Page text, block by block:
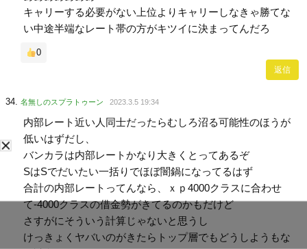
キャリーする必要がない上位よりキャリーしなきゃ勝てな
い中途半端なレート帯の方がキツイに決まってんだろ
0
返信
名無しのスプラトゥーン 2023.3.5 19:34
内部レート近い人同士だったらむしろ沼る可能性のほうが
低いはずだし、
バンカラは内部レートかなり大きくとってあるぞ
SはSでだいたい一括りでほぼ闇鍋になってるはず
合計の内部レートってんなら、ｘｐ4000クラスに合わせ
て-4000クラスの借金勢がきてるのかもだけど
さすがにそういう計算じゃないと思うし
けっきょくヤバいのがきたらトップ層でもどうしようもな